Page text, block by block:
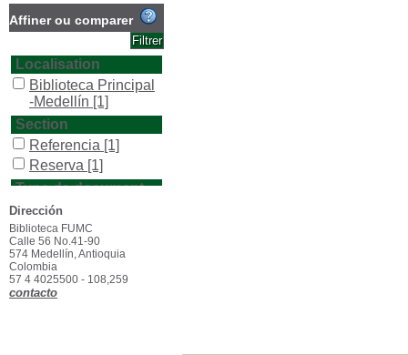
Affiner ou comparer
Localisation
Biblioteca Principal
-Medellín [1]
Section
Referencia [1]
Reserva [1]
Type de document
texto impreso
Dirección
Biblioteca FUMC
Calle 56 No.41-90
574 Medellín, Antioquia
Colombia
57 4 4025500 - 108,259
contacto